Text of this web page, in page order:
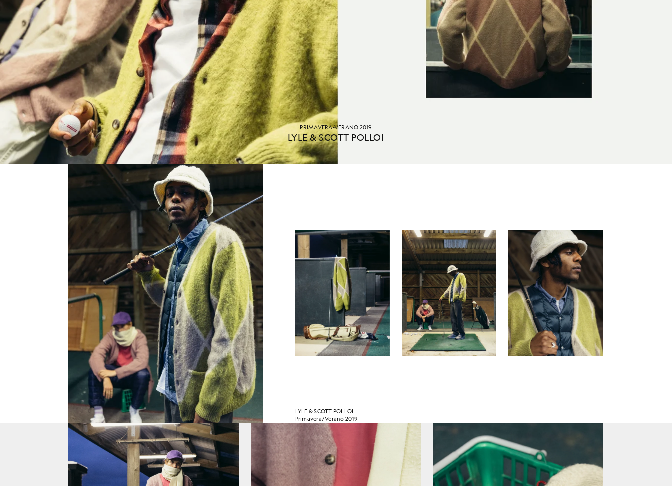
PRIMAVERA-VERANO 2019
LYLE & SCOTT POLLOI
LYLE & SCOTT POLLOI
Primavera/Verano 2019